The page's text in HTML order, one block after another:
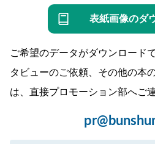
表紙画像のダ
ご希望のデータがダウンロード
タビューのご依頼、その他の本
は、直接プロモーション部へご